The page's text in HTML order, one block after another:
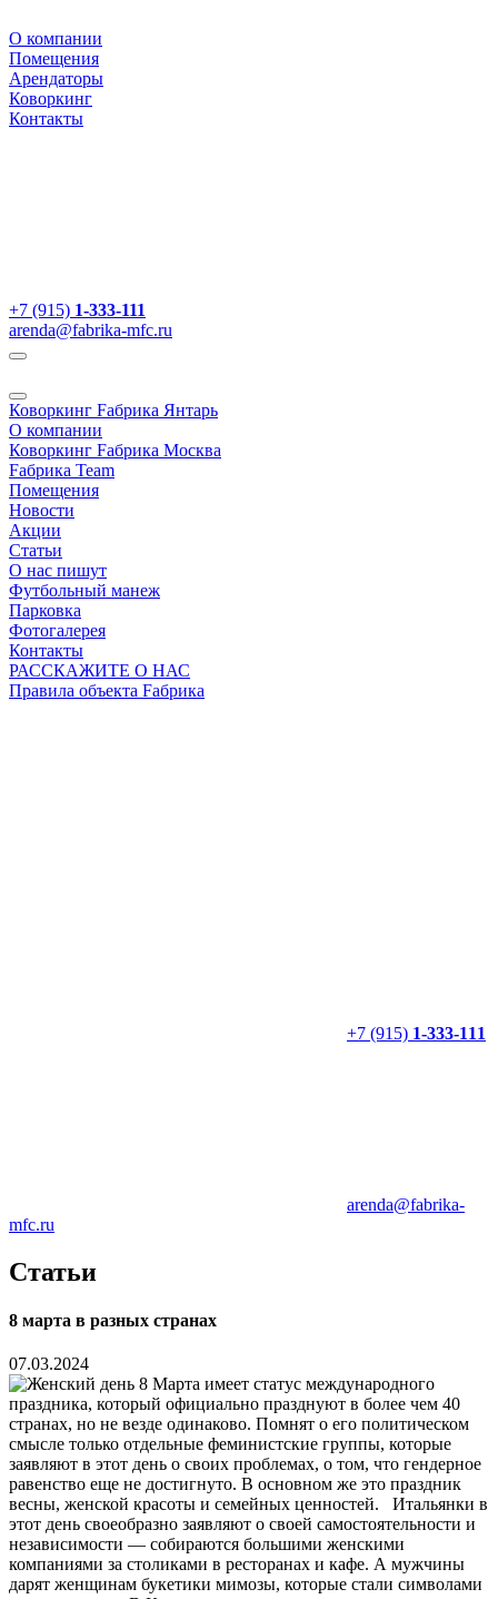
О компании
Помещения
Арендаторы
Коворкинг
Контакты
+7 (915) 1-333-111
arenda@fabrika-mfc.ru
Коворкинг Fабрика Янтарь
О компании
Коворкинг Fабрика Москва
Fабрика Team
Помещения
Новости
Акции
Статьи
О нас пишут
Футбольный манеж
Парковка
Фотогалерея
Контакты
РАССКАЖИТЕ О НАС
Правила объекта Fабрика
+7 (915) 1-333-111
arenda@fabrika-
mfc.ru
Статьи
8 марта в разных странах
07.03.2024